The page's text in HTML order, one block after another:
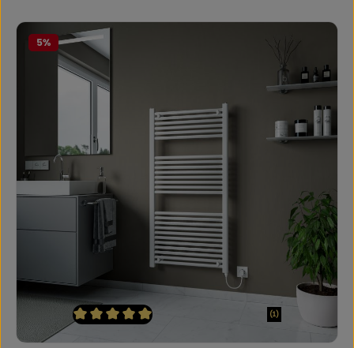
5%
Durchschnittliche Bewertung von 5 von 5 Sternen
(1)